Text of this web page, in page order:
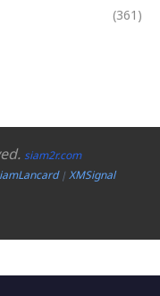
(361)
siam2r.com
|XMSignal